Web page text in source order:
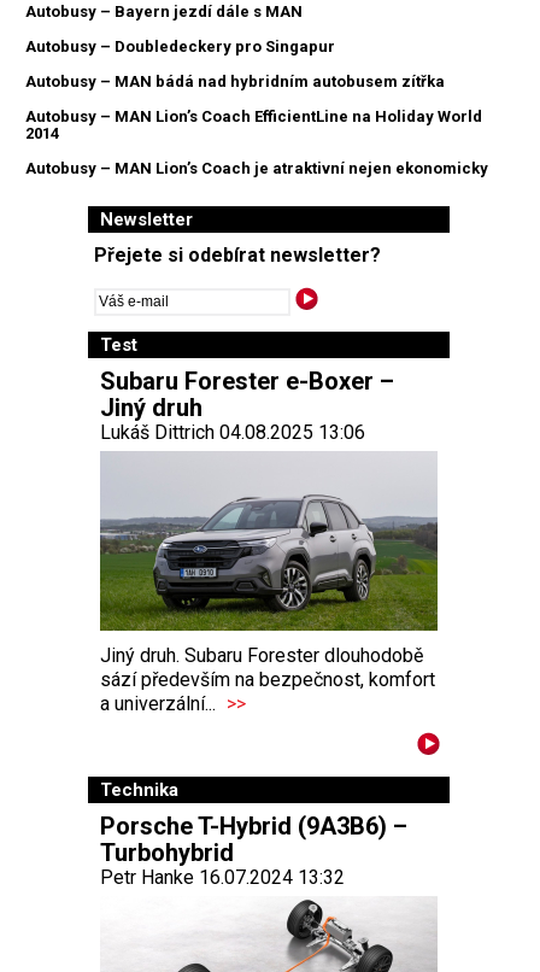
Autobusy – Bayern jezdí dále s MAN
Autobusy – Doubledeckery pro Singapur
Autobusy – MAN bádá nad hybridním autobusem zítřka
Autobusy – MAN Lion’s Coach EfficientLine na Holiday World
2014
Autobusy – MAN Lion’s Coach je atraktivní nejen ekonomicky
Newsletter
Přejete si odebírat newsletter?
Test
Subaru Forester e-Boxer –
Jiný druh
Lukáš Dittrich 04.08.2025 13:06
Jiný druh. Subaru Forester dlouhodobě
sází především na bezpečnost, komfort
a univerzální... >>
Technika
Porsche T-Hybrid (9A3B6) –
Turbohybrid
Petr Hanke 16.07.2024 13:32